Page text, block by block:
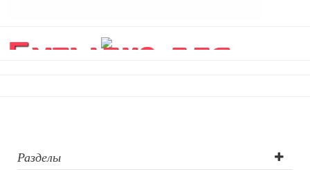
Бутылка для
Разделы